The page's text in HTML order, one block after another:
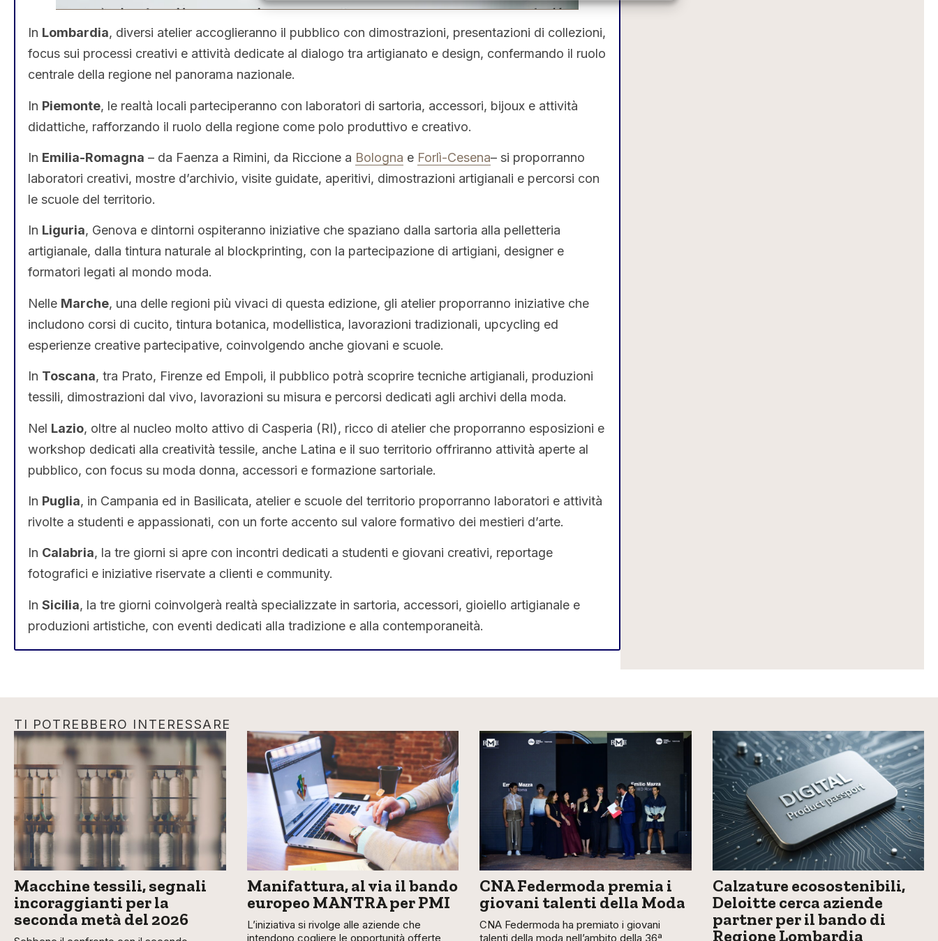
In Lombardia, diversi atelier accoglieranno il pubblico con dimostrazioni, presentazioni di collezioni,
focus sui processi creativi e attività dedicate al dialogo tra artigianato e design, confermando il ruolo
centrale della regione nel panorama nazionale.
In Piemonte, le realtà locali parteciperanno con laboratori di sartoria, accessori, bijoux e attività
didattiche, rafforzando il ruolo della regione come polo produttivo e creativo.
In Emilia-Romagna – da Faenza a Rimini, da Riccione a Bologna e Forlì-Cesena– si proporranno
laboratori creativi, mostre d’archivio, visite guidate, aperitivi, dimostrazioni artigianali e percorsi con
le scuole del territorio.
In Liguria, Genova e dintorni ospiteranno iniziative che spaziano dalla sartoria alla pelletteria
artigianale, dalla tintura naturale al blockprinting, con la partecipazione di artigiani, designer e
formatori legati al mondo moda.
Nelle Marche, una delle regioni più vivaci di questa edizione, gli atelier proporranno iniziative che
includono corsi di cucito, tintura botanica, modellistica, lavorazioni tradizionali, upcycling ed
esperienze creative partecipative, coinvolgendo anche giovani e scuole.
In Toscana, tra Prato, Firenze ed Empoli, il pubblico potrà scoprire tecniche artigianali, produzioni
tessili, dimostrazioni dal vivo, lavorazioni su misura e percorsi dedicati agli archivi della moda.
Nel Lazio, oltre al nucleo molto attivo di Casperia (RI), ricco di atelier che proporranno esposizioni e
workshop dedicati alla creatività tessile, anche Latina e il suo territorio offriranno attività aperte al
pubblico, con focus su moda donna, accessori e formazione sartoriale.
In Puglia, in Campania ed in Basilicata, atelier e scuole del territorio proporranno laboratori e attività
rivolte a studenti e appassionati, con un forte accento sul valore formativo dei mestieri d’arte.
In Calabria, la tre giorni si apre con incontri dedicati a studenti e giovani creativi, reportage
fotografici e iniziative riservate a clienti e community.
In Sicilia, la tre giorni coinvolgerà realtà specializzate in sartoria, accessori, gioiello artigianale e
produzioni artistiche, con eventi dedicati alla tradizione e alla contemporaneità.
TI POTREBBERO INTERESSARE
Macchine tessili, segnali
incoraggianti per la
seconda metà del 2026
Manifattura, al via il bando
europeo MANTRA per PMI
L’iniziativa si rivolge alle aziende che
intendono cogliere le opportunità offerte
CNA Federmoda premia i
giovani talenti della Moda
CNA Federmoda ha premiato i giovani
talenti della moda nell’ambito della 36ª
Calzature ecosostenibili,
Deloitte cerca aziende
partner per il bando di
Regione Lombardia